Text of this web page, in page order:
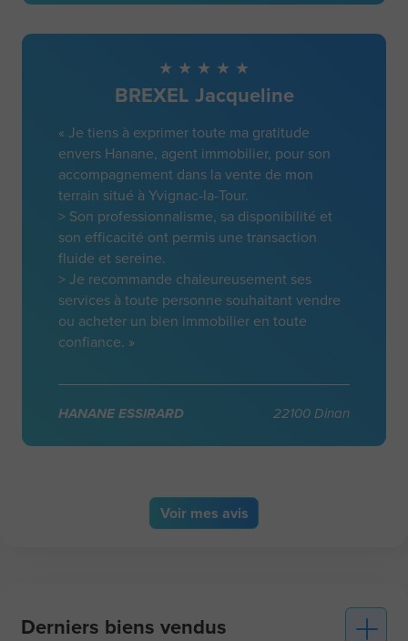
Voir mes avis
BREXEL Jacqueline
« Je tiens à exprimer toute ma gratitude
envers Hanane, agent immobilier, pour son
accompagnement dans la vente de mon
terrain situé à Yvignac-la-Tour.
> Son professionnalisme, sa disponibilité et
son efficacité ont permis une transaction
fluide et sereine.
> Je recommande chaleureusement ses
services à toute personne souhaitant vendre
ou acheter un bien immobilier en toute
confiance. »
HANANE ESSIRARD 22100 Dinan
Derniers biens vendus